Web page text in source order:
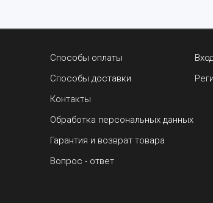
Способы оплаты
Способы доставки
Контакты
Обработка персональных данных
Гарантия и возврат товара
Вопрос - ответ